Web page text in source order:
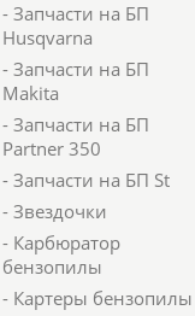
- Запчасти на БП
Husqvarna
- Запчасти на БП
Makita
- Запчасти на БП
Partner 350
- Запчасти на БП St
- Звездочки
- Карбюратор
бензопилы
- Картеры бензопилы